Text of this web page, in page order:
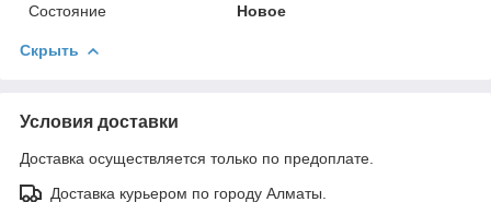
Состояние
Новое
Скрыть
Условия доставки
Доставка осуществляется только по предоплате.
Доставка курьером по городу Алматы.